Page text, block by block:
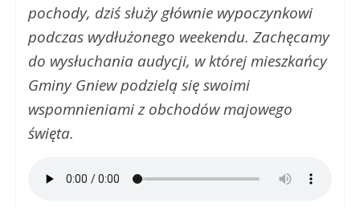
pochody, dziś służy głównie wypoczynkowi
podczas wydłużonego weekendu. Zachęcamy
do wysłuchania audycji, w której mieszkańcy
Gminy Gniew podzielą się swoimi
wspomnieniami z obchodów majowego
święta.